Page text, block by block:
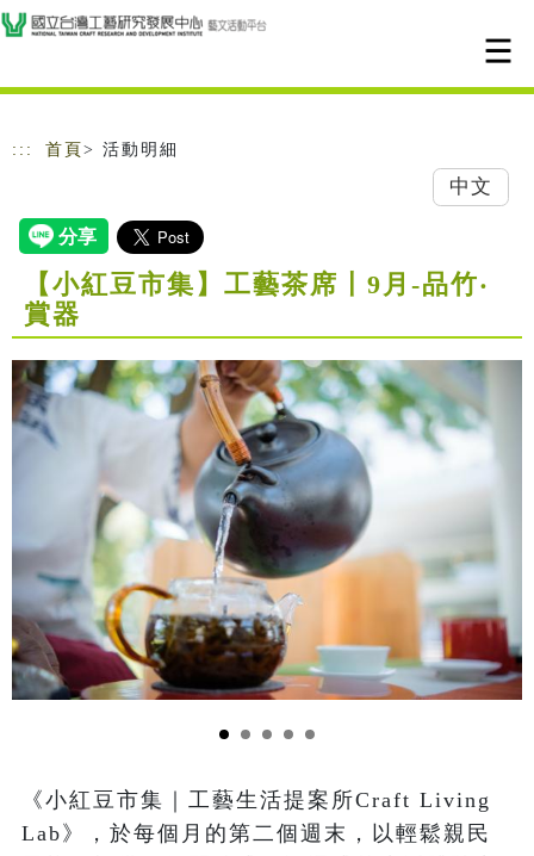
跳到主要內容
網站導覽
::: 首頁 > 活動明細
中文
【小紅豆市集】工藝茶席〡9月-品竹‧
賞器
《小紅豆市集｜工藝生活提案所Craft Living
Lab》，於每個月的第二個週末，以輕鬆親民